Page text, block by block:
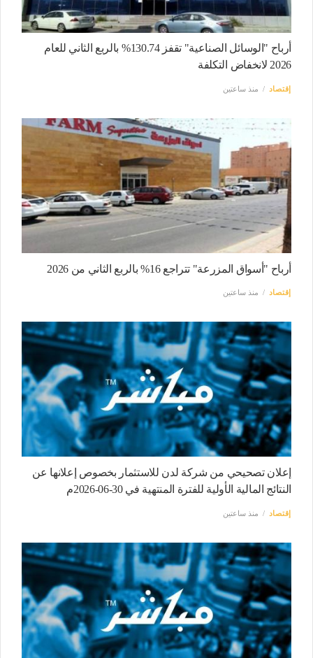
أرباح "الوسائل الصناعية" تقفز 130.74% بالربع الثاني للعام
2026 لانخفاض التكلفة
إقتصاد منذ ساعتين
أرباح "أسواق المزرعة" تتراجع 16% بالربع الثاني من 2026
إقتصاد منذ ساعتين
إعلان تصحيحي من شركة لدن للاستثمار بخصوص إعلانها عن
النتائج المالية الأولية للفترة المنتهية في 30-06-2026م
إقتصاد منذ ساعتين